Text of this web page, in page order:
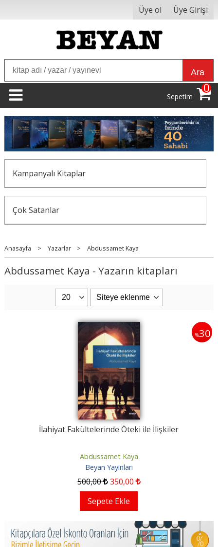
Üye ol Üye Girişi
Ara
Sepetim
0
Kampanyalı Kitaplar
Çok Satanlar
Anasayfa > Yazarlar > Abdussamet Kaya
Abdussamet Kaya - Yazarın kitapları
%30
İlahiyat Fakültelerinde Öteki ile İlişkiler
Abdussamet Kaya
Beyan Yayınları
500,00 350,00
Sepete Ekle